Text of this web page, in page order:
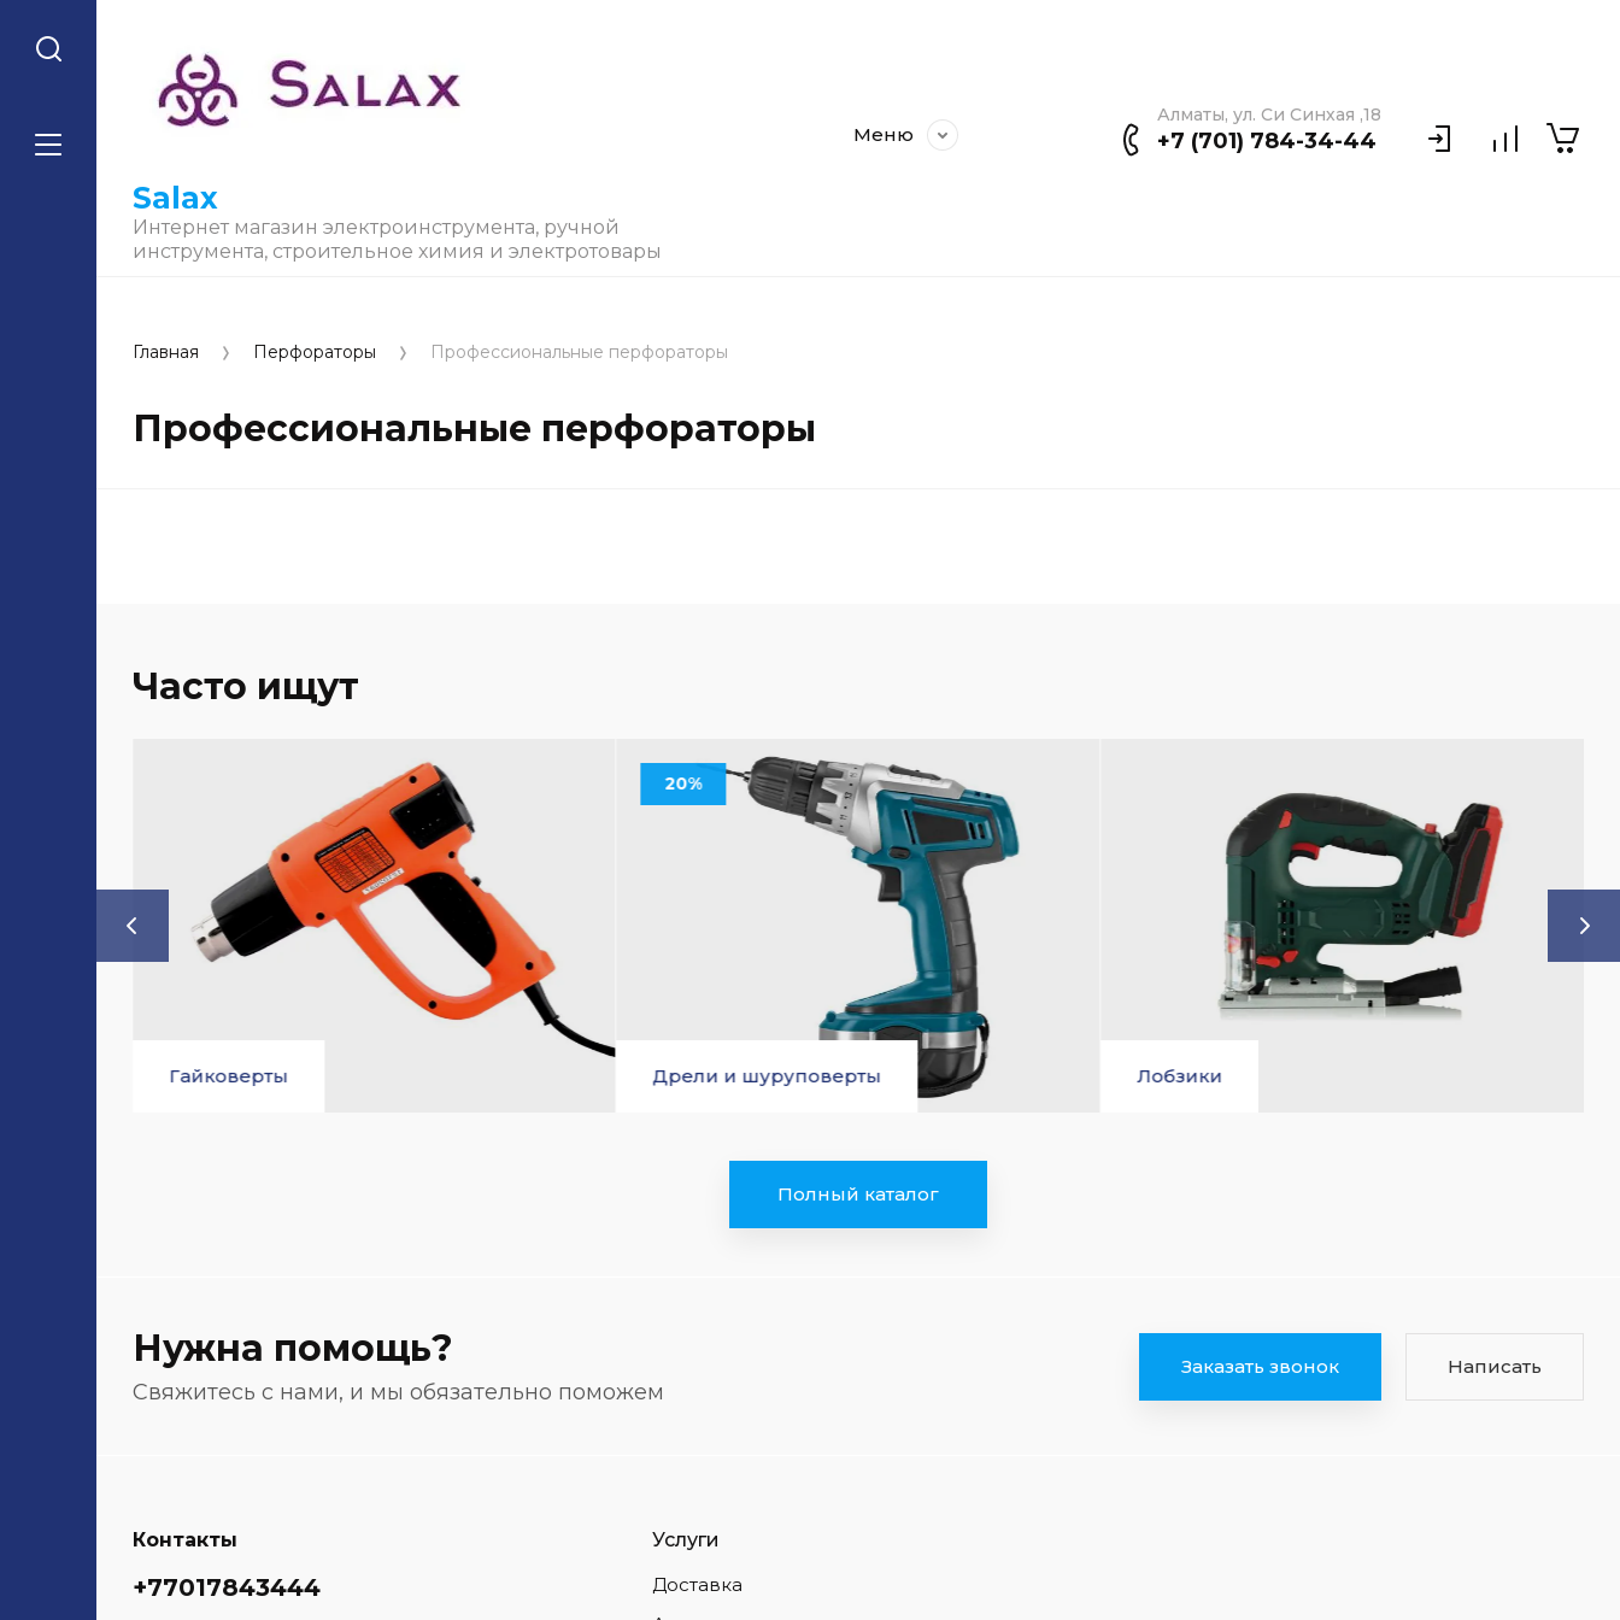
Salax
Интернет магазин электроинструмента, ручной
инструмента, строительное химия и электротовары
Меню
Алматы, ул. Си Синхая ,18
+7 (701) 784-34-44
Главная Перфораторы Профессиональные перфораторы
Профессиональные перфораторы
Часто ищут
20%
Лобзики
Полный каталог
Нужна помощь?
Свяжитесь с нами, и мы обязательно поможем
Заказать звонок Написать
Контакты
+77017843444
Услуги
Доставка